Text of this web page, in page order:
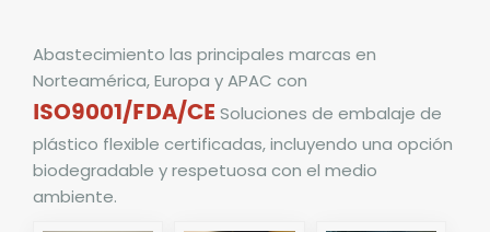
Abastecimiento las principales marcas en
Norteamérica, Europa y APAC con
ISO9001/FDA/CE Soluciones de embalaje de
plástico flexible certificadas, incluyendo una opción
biodegradable y respetuosa con el medio
ambiente.